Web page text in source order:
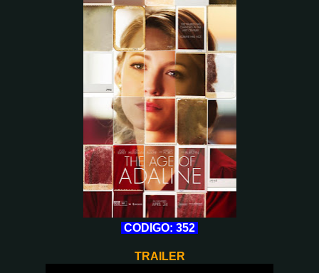
CODIGO: 352
TRAILER